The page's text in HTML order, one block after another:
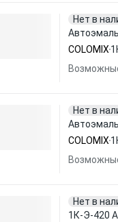
Нет в
COLOMIX
Нет в
COLOMIX
Нет в
1К-Э-420